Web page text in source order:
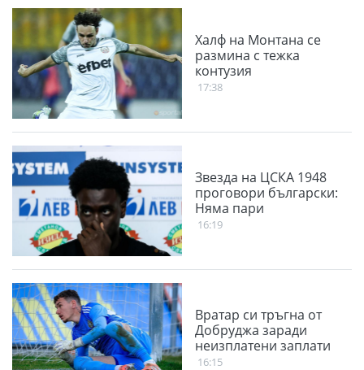
Халф на Монтана се
размина с тежка
контузия
17:38
Звезда на ЦСКА 1948
проговори български:
Няма пари
16:19
Вратар си тръгна от
Добруджа заради
неизплатени заплати
16:15